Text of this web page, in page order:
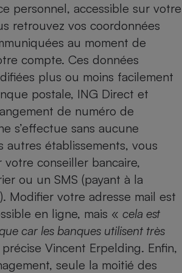
personnel, accessible sur votre
retrouvez vos coordonnées
au moment de
compte. Ces données
plus ou moins facilement
postale, ING Direct et
de numéro de
s’effectue sans aucune
autres établissements, vous
votre conseiller bancaire,
ou un SMS (payant à la
Modifier votre adresse mail est
en ligne, mais « cela est
car les banques utilisent très
Vincent Erpelding. Enfin,
seule la moitié des
Robot ménager